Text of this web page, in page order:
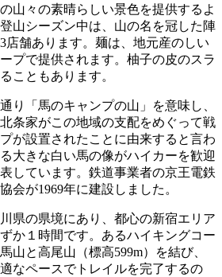
山々の素晴らしい景色を提供するよ
山シーズン中は、山の名を冠した陣
店舗あります。麺は、地元産のしい
プで提供されます。柚子の皮のスラ
こともあります。
り「馬のキャンプの山」を意味し、
条家がこの地域の支配をめぐって戦
が設置されたことに由来すると言わ
大きな白い馬の像がハイカーを歓迎
しています。鉄道事業者の京王電鉄
会が1969年に建設しました。
県の県境にあり、都心の新宿エリア
か１時間です。あるハイキングコー
山と高尾山（標高599m）を結び、
なペースでトレイルを完了するの